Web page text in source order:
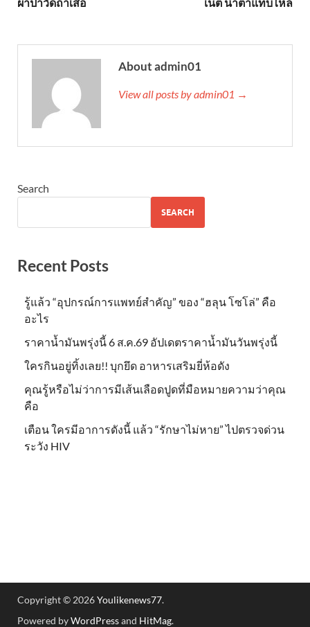
About admin01
View all posts by admin01 →
Search
SEARCH
Recent Posts
รู้แล้ว “อุปกรณ์การแพทย์สำคัญ” ของ “ฮลุน โซโล่” คือ
อะไร
ราคาน้ำมันพรุ่งนี้ 6 ส.ค.69 อัปเดตราคาน้ำมันวันพรุ่งนี้
ใครกินอยู่ทิ้งเลย!! บุกยึด อาหารเสริมยี่ห้อดัง
คุณรู้หรือไม่ว่าการมีเส้นเลือดปูดที่มือหมายความว่าคุณ
คือ
เตือน ใครมีอาการดังนี้ แล้ว “รักษาไม่หาย” ไปตรวจด่วน
ระวัง HIV
Copyright © 2026Youlikenews77.
Powered byWordPressand HitMag.